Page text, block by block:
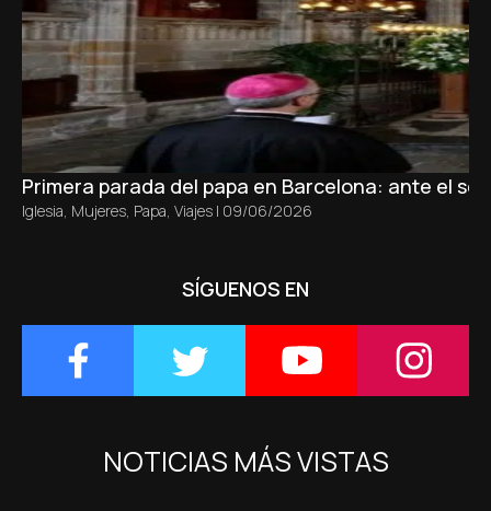
Primera parada del papa en Barcelona: ante el
Iglesia, Mujeres, Papa, Viajes | 09/06/2026
SÍGUENOS EN
NOTICIAS MÁS VISTAS